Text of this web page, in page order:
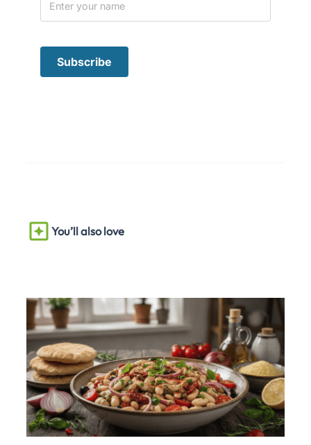
You’ll also love